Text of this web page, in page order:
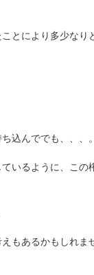
とにより多少なり
込んででも、、、。
いるように、この
もあるかもしれま